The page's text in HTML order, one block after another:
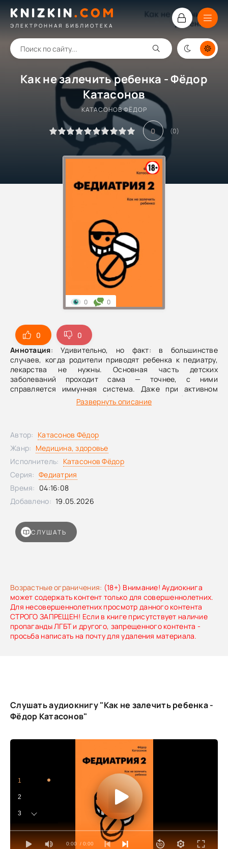
KNIZKIN.COM
ЭЛЕКТРОННАЯ БИБЛИОТЕКА
Как не залечить ребенка - Фёдор
Катасонов
КАТАСОНОВ ФЁДОР
0 (0)
0
0
Аннотация: Удивительно, но факт: в большинстве
случаев, когда родители приводят ребенка к педиатру,
лекарства не нужны. Основная часть детских
заболеваний проходит сама — точнее, с ними
справляется иммунная система. Даже при активном
лечении выздоровление обычно не наступает быстрее, а
значит, медикаменты часто оказываются не просто
предсказуемым результатом, а неправильное или
чрезмерное применение препаратов может быть для
ребенка небезопасным. Книга известного педиатра
Федора Катасонова, автора канала «Федиатрия» и
бестселлера «Федиатрия. Что делать, если у вас
ребенок», поможет понять, когда лекарство
действительно необходимо, какие средства сегодня
используются в доказательной практике, а от каких лучше
Развернуть описание
Возрастные ограничения: (18+) Внимание! Аудиокнига
может содержать контент только для совершеннолетних.
Для несовершеннолетних просмотр данного контента
СТРОГО ЗАПРЕЩЕН! Если в книге присутствует наличие
пропаганды ЛГБТ и другого, запрещенного контента -
просьба написать на почту для удаления материала.
0 0
СЛУШАТЬ
Автор: Катасонов Фёдор
Жанр: Медицина, здоровье
Исполнитель: Катасонов Фёдор
Серия: Федиатрия
Время: 04:16:08
Добавлено: 19.05.2026
Слушать аудиокнигу "Как не залечить ребенка -
Фёдор Катасонов"
0:00 / 0:00
1
2
3
4